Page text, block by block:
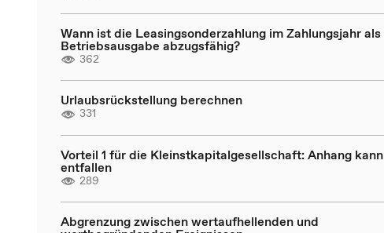
Wann ist die Leasingsonderzahlung im Zahlungsjahr als
Betriebsausgabe abzugsfähig?
362
Urlaubsrückstellung berechnen
331
Vorteil 1 für die Kleinstkapitalgesellschaft: Anhang kann
entfallen
289
Abgrenzung zwischen wertaufhellenden und